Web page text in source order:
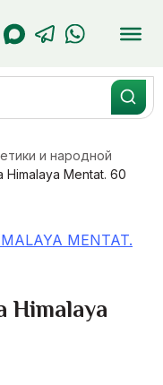
и народной
Mentat. 60
Himalaya